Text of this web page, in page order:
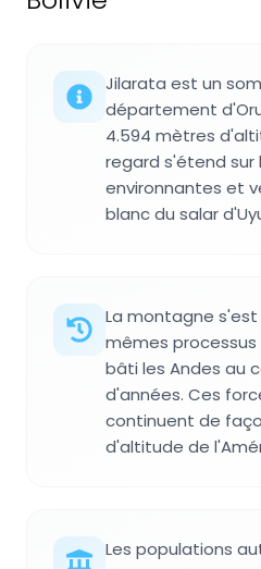
Jilarata est un
département
4.594 mètres
regard s'étend sur
environnantes et
blanc du salar
La montagne
mêmes
bâti les Andes au
d'années. Ces
continuent de
d'altitude de
Les populations